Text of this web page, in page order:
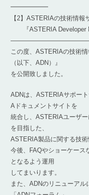
━━━━━━
【2】ASTERIAの技術情報
『ASTERIA Developer
この度、ASTERIAの技術
（以下、ADN）』
を公開致しました。
ADNは、ASTERIAサポー
Aドキュメントサイトを
統合し、ASTERIAユーザ
を目指した、
ASTERIA製品に関する技術
今後、FAQやショーケース
となるよう運用
してまいります。
また、ADNのリニューア